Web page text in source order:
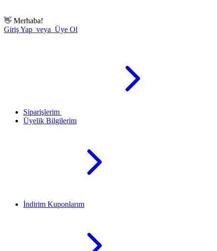
👋 Merhaba!
Giriş Yap veya Üye Ol
Siparişlerim
Üyelik Bilgilerim
İndirim Kuponlarım